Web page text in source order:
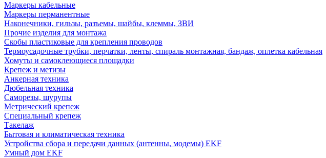
Маркеры кабельные
Маркеры перманентные
Наконечники, гильзы, разъемы, шайбы, клеммы, ЗВИ
Прочие изделия для монтажа
Скобы пластиковые для крепления проводов
Термоусадочные трубки, перчатки, ленты, спираль монтажная, бандаж, оплетка кабельная
Хомуты и самоклеющиеся площадки
Крепеж и метизы
Анкерная техника
Дюбельная техника
Саморезы, шурупы
Метрический крепеж
Специальный крепеж
Такелаж
Бытовая и климатическая техника
Устройства сбора и передачи данных (антенны, модемы) EKF
Умный дом EKF